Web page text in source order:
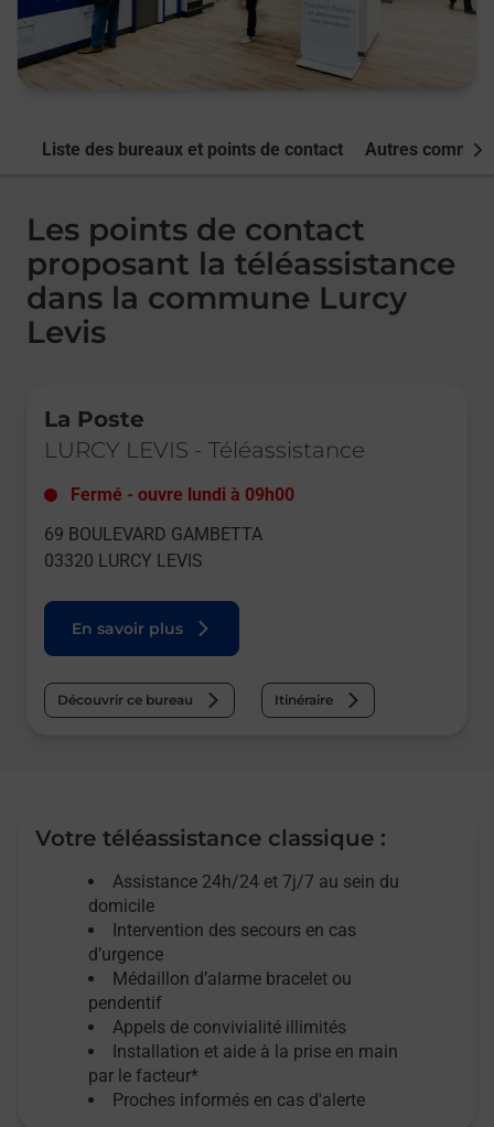
Liste des bureaux et points de contact Autres
Les points de contact
proposant la téléassistance
dans la commune Lurcy
Levis
La Poste
LURCY LEVIS - Téléassistance
Fermé - ouvre lundi à 09h00
69 BOULEVARD GAMBETTA
03320 LURCY LEVIS
En savoir plus
Découvrir ce bureau Itinéraire
Votre téléassistance classique :
Assistance 24h/24 et 7j/7 au sein du
domicile
Intervention des secours en cas
d’urgence
Médaillon d’alarme bracelet ou
pendentif
Appels de convivialité illimités
Installation et aide à la prise en main
par le facteur*
Proches informés en cas d'alerte